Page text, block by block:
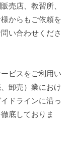
売店、教習所、
からもご依頼を
い合わせくださ
ビスをご利用い
卸売）業におけ
ドラインに沿っ
底しておりま